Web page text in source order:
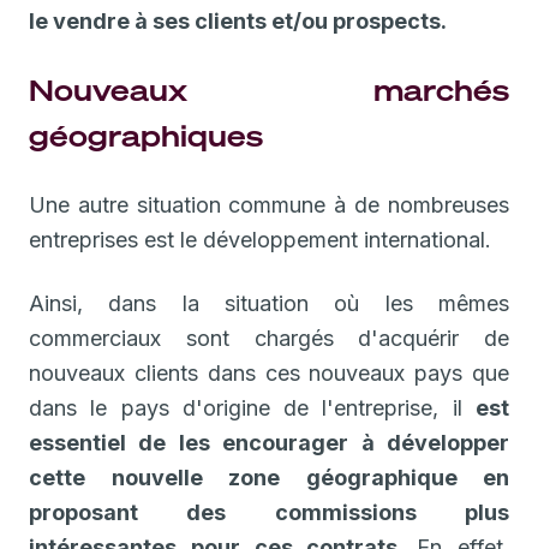
le vendre à ses clients et/ou prospects.
Nouveaux marchés
géographiques
Une autre situation commune à de nombreuses
entreprises est le développement international.
Ainsi, dans la situation où les mêmes
commerciaux sont chargés d'acquérir de
nouveaux clients dans ces nouveaux pays que
dans le pays d'origine de l'entreprise, il est
essentiel de les encourager à développer
cette nouvelle zone géographique en
proposant des commissions plus